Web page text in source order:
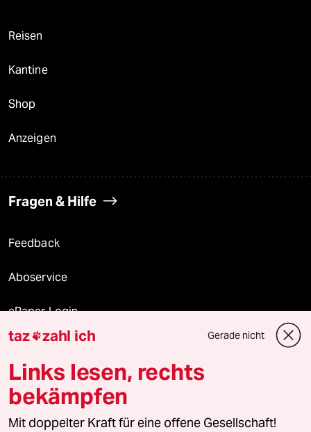
Reisen
Kantine
Shop
Anzeigen
Fragen & Hilfe
Feedback
Aboservice
ePaper Login
Downloads für Abonnierende
© 2026 taz Verlags und Vertriebs GmbH
Alle Rechte vorbehalten. Bei rechtlichen Fragen oder für Genehmigungen
taz zahl ich Gerade nicht
Links lesen, rechts
bekämpfen
Mit doppelter Kraft für eine offene Gesellschaft!